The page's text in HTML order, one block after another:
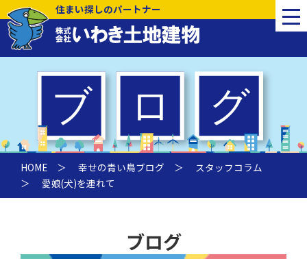
住まい探しのパートナー
HOME ＞ 幸せの青い鳥ブログ ＞ スタッフコラム
＞ 愛娘(犬)を連れて
ブログ